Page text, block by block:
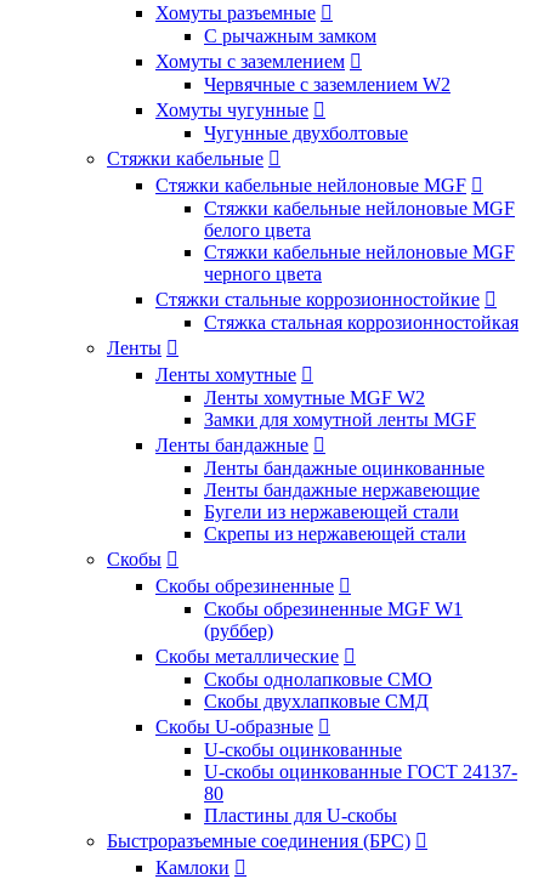
Хомуты разъемные 
С рычажным замком
Хомуты с заземлением 
Червячные с заземлением W2
Хомуты чугунные 
Чугунные двухболтовые
Стяжки кабельные 
Стяжки кабельные нейлоновые MGF 
Стяжки кабельные нейлоновые MGF
белого цвета
Стяжки кабельные нейлоновые MGF
черного цвета
Стяжки стальные коррозионностойкие 
Стяжка стальная коррозионностойкая
Ленты 
Ленты хомутные 
Ленты хомутные MGF W2
Замки для хомутной ленты MGF
Ленты бандажные 
Ленты бандажные оцинкованные
Ленты бандажные нержавеющие
Бугели из нержавеющей стали
Скрепы из нержавеющей стали
Скобы 
Скобы обрезиненные 
Скобы обрезиненные MGF W1
(руббер)
Скобы металлические 
Скобы однолапковые СМО
Скобы двухлапковые СМД
Скобы U-образные 
U-скобы оцинкованные
U-скобы оцинкованные ГОСТ 24137-
80
Пластины для U-скобы
Быстроразъемные соединения (БРС) 
Камлоки 